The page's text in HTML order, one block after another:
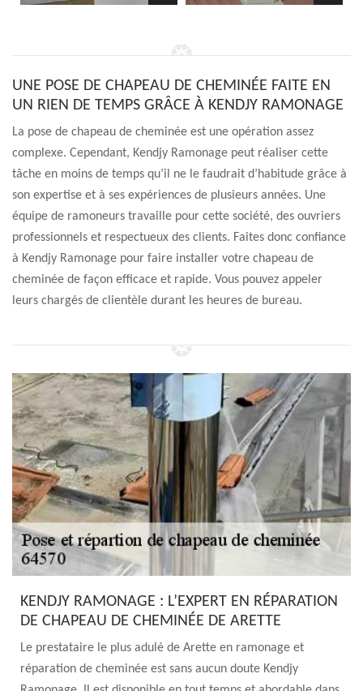
UNE POSE DE CHAPEAU DE CHEMINÉE FAITE EN
UN RIEN DE TEMPS GRÂCE À KENDJY RAMONAGE
La pose de chapeau de cheminée est une opération assez
complexe. Cependant, Kendjy Ramonage peut réaliser cette
tâche en moins de temps qu’il ne le faudrait d’habitude grâce à
son expertise et à ses expériences de plusieurs années. Une
équipe de ramoneurs travaille pour cette société, des ouvriers
professionnels et respectueux des clients. Faites donc confiance
à Kendjy Ramonage pour faire installer votre chapeau de
cheminée de façon efficace et rapide. Vous pouvez appeler
leurs chargés de clientèle durant les heures de bureau.
KENDJY RAMONAGE : L’EXPERT EN RÉPARATION
DE CHAPEAU DE CHEMINÉE DE ARETTE
Le prestataire le plus adulé de Arette en ramonage et
réparation de cheminée est sans aucun doute Kendjy